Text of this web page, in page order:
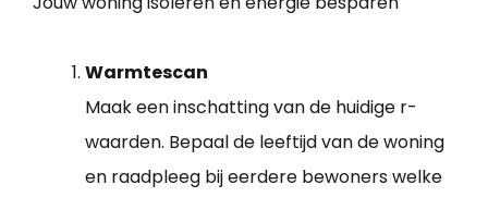
Warmtescan
Maak een inschatting van de huidige r-
waarden. Bepaal de leeftijd van de woning
en raadpleeg bij eerdere bewoners welke